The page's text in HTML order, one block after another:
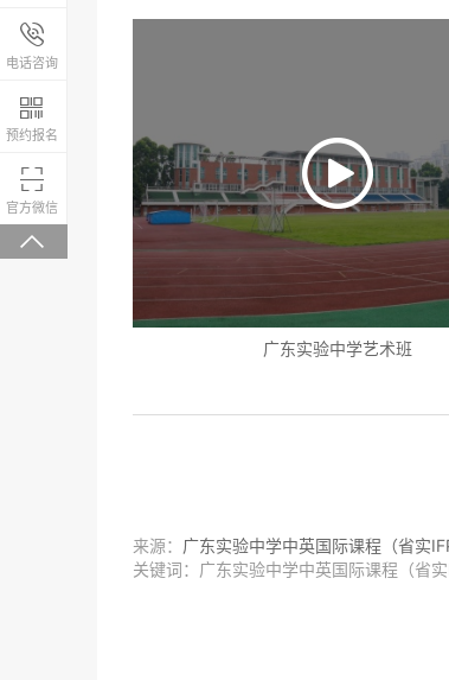
广东实验中学艺术班
来源： 广东实验中学中英国际课程（省实
关键词：广东实验中学中英国际课程（省

电话咨询

预约报名

官方微信 微信关注，回复“学校大礼包”有惊喜
